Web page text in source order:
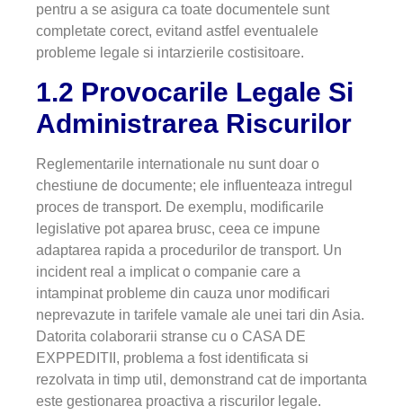
pentru a se asigura ca toate documentele sunt
completate corect, evitand astfel eventualele
probleme legale si intarzierile costisitoare.
1.2 Provocarile Legale Si
Administrarea Riscurilor
Reglementarile internationale nu sunt doar o
chestiune de documente; ele influenteaza intregul
proces de transport. De exemplu, modificarile
legislative pot aparea brusc, ceea ce impune
adaptarea rapida a procedurilor de transport. Un
incident real a implicat o companie care a
intampinat probleme din cauza unor modificari
neprevazute in tarifele vamale ale unei tari din Asia.
Datorita colaborarii stranse cu o CASA DE
EXPPEDITII, problema a fost identificata si
rezolvata in timp util, demonstrand cat de importanta
este gestionarea proactiva a riscurilor legale.